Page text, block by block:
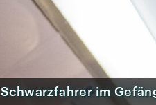
Schwarzfahrer im